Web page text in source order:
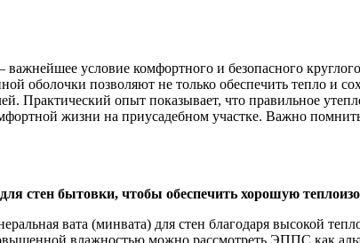
условие комфортного и безопасного
оболочки позволяют не только обеспечить тепло и
Практический опыт показывает, что правильное
жизни на приусадебном участке. Важно
стен бытовки, чтобы обеспечить хорошую
вата (минвата) для стен благодаря высокой